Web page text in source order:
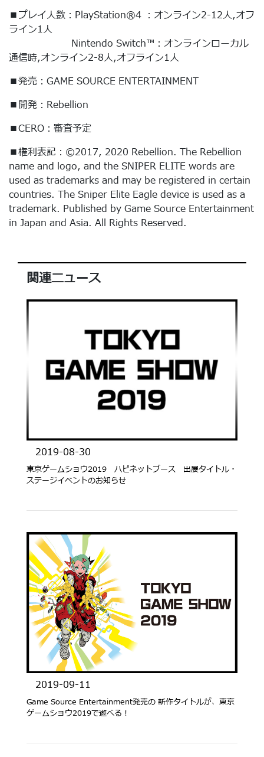
■プレイ人数：PlayStation®4 ：オンライン2-12人,オフ
ライン1人
Nintendo Switch™：オンラインローカル
通信時,オンライン2-8人,オフライン1人
■発売：GAME SOURCE ENTERTAINMENT
■開発：Rebellion
■CERO：審査予定
■権利表記：©2017, 2020 Rebellion. The Rebellion
name and logo, and the SNIPER ELITE words are
used as trademarks and may be registered in certain
countries. The Sniper Elite Eagle device is used as a
trademark. Published by Game Source Entertainment
in Japan and Asia. All Rights Reserved.
関連ニュース
2019-08-30
東京ゲームショウ2019 ハピネットブース 出展タイトル・
ステージイベントのお知らせ
2019-09-11
Game Source Entertainment発売の 新作タイトルが、東京
ゲームショウ2019で遊べる！